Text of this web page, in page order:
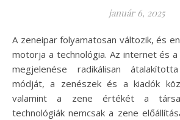
január 6, 2025
A zeneipar folyamatosan változik, és ennek a fejlődésnek a
motorja a technológia. Az internet és
megjelenése radikálisan
módját, a zenészek és a kiadók
valamint a zene értékét a
technológiák nemcsak a zene